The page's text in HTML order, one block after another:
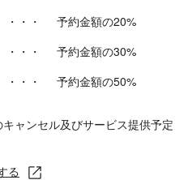
・・・
予約金額の20%
・・・
予約金額の30%
・・・ 予約金額の50%
ャンセル及びサービス提供予定
る